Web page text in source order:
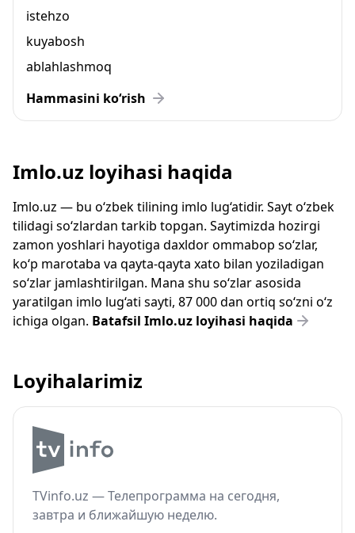
istehzo
kuyabosh
ablahlashmoq
Hammasini ko‘rish
Imlo.uz loyihasi haqida
Imlo.uz — bu o‘zbek tilining imlo lug‘atidir. Sayt o‘zbek
tilidagi so‘zlardan tarkib topgan. Saytimizda hozirgi
zamon yoshlari hayotiga daxldor ommabop so‘zlar,
ko‘p marotaba va qayta-qayta xato bilan yoziladigan
so‘zlar jamlashtirilgan. Mana shu so‘zlar asosida
yaratilgan imlo lug‘ati sayti, 87 000 dan ortiq so‘zni o‘z
ichiga olgan. Batafsil Imlo.uz loyihasi haqida
Loyihalarimiz
TVinfo.uz — Телепрограмма на сегодня,
завтра и ближайшую неделю.